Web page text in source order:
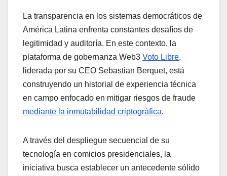
La transparencia en los sistemas democráticos de
América Latina enfrenta constantes desafíos de
legitimidad y auditoría. En este contexto, la
plataforma de gobernanza Web3 Voto Libre,
liderada por su CEO Sebastian Berquet, está
construyendo un historial de experiencia técnica
en campo enfocado en mitigar riesgos de fraude
mediante la inmutabilidad criptográfica.
A través del despliegue secuencial de su
tecnología en comicios presidenciales, la
iniciativa busca establecer un antecedente sólido